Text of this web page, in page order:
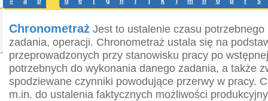
Chronometraż Jest to ustalenie czasu
zadania, operacji. Chronometraż ustala się na
przeprowadzonych przy stanowisku pracy po
potrzebnych do wykonania danego zadania, a także
spodziewane czynniki powodujące przerwy w pracy.
m.in. do ustalenia faktycznych możliwości